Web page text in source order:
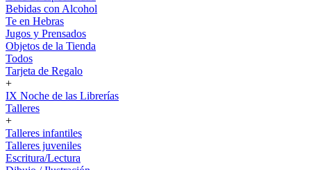
Bebidas con Alcohol
Te en Hebras
Jugos y Prensados
Objetos de la Tienda
Todos
Tarjeta de Regalo
+
IX Noche de las Librerías
Talleres
+
Talleres infantiles
Talleres juveniles
Escritura/Lectura